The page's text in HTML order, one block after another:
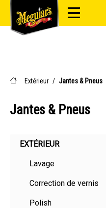
Extérieur / Jantes & Pneus
Jantes & Pneus
EXTÉRIEUR
Lavage
Correction de vernis
Polish